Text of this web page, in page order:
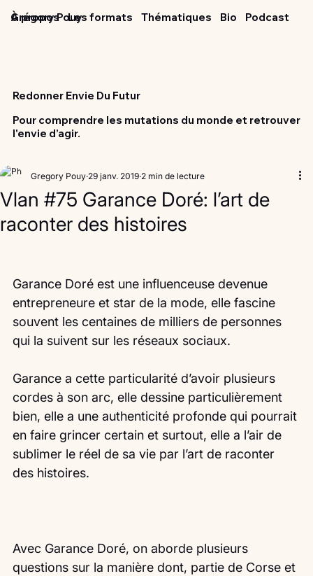
Grégory Pouy
À propos Les formats Thématiques Podcast
Bio
Redonner Envie Du Futur
Pour comprendre les mutations du monde et retrouver
l'envie d’agir.
Vlan #75 Garance Doré: l’art de
raconter des histoires
Gregory Pouy 29 janv. 2019 2 min de lecture
Garance Doré est une influenceuse devenue
entrepreneure et star de la mode, elle fascine
souvent les centaines de milliers de personnes
qui la suivent sur les réseaux sociaux.
Garance a cette particularité d’avoir plusieurs
cordes à son arc, elle dessine particulièrement
bien, elle a une authenticité profonde qui pourrait
en faire grincer certain et surtout, elle a l’air de
sublimer le réel de sa vie par l’art de raconter
des histoires.
Avec Garance Doré, on aborde plusieurs
questions sur la manière dont, partie de Corse et